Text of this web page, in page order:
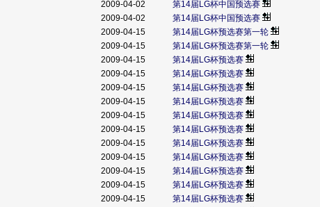
2009-04-02 第14届LG杯中国预选赛
2009-04-02 第14届LG杯中国预选赛
2009-04-15 第14届LG杯预选赛第一轮
2009-04-15 第14届LG杯预选赛第一轮
2009-04-15 第14届LG杯预选赛
2009-04-15 第14届LG杯预选赛
2009-04-15 第14届LG杯预选赛
2009-04-15 第14届LG杯预选赛
2009-04-15 第14届LG杯预选赛
2009-04-15 第14届LG杯预选赛
2009-04-15 第14届LG杯预选赛
2009-04-15 第14届LG杯预选赛
2009-04-15 第14届LG杯预选赛
2009-04-15 第14届LG杯预选赛
2009-04-15 第14届LG杯预选赛